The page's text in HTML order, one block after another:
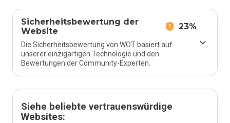
Sicherheitsbewertung der
Website
23%
Die Sicherheitsbewertung von WOT basiert auf
unserer einzigartigen Technologie und den
Bewertungen der Community-Experten.
Siehe beliebte vertrauenswürdige
Websites: